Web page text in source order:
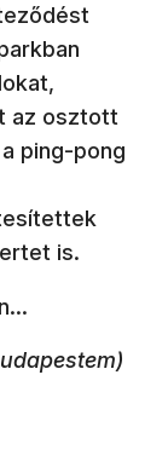
az osztott
ping-pong
is.